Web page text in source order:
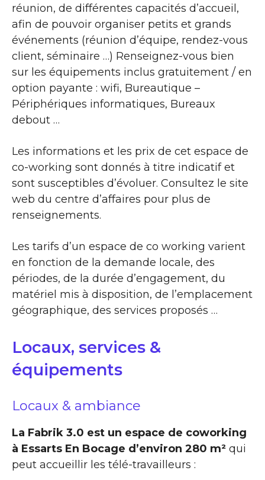
réunion, de différentes capacités d’accueil,
afin de pouvoir organiser petits et grands
événements (réunion d’équipe, rendez-vous
client, séminaire …) Renseignez-vous bien
sur les équipements inclus gratuitement / en
option payante : wifi, Bureautique –
Périphériques informatiques, Bureaux
debout …
Les informations et les prix de cet espace de
co-working sont donnés à titre indicatif et
sont susceptibles d’évoluer. Consultez le site
web du centre d’affaires pour plus de
renseignements.
Les tarifs d’un espace de co working varient
en fonction de la demande locale, des
périodes, de la durée d’engagement, du
matériel mis à disposition, de l’emplacement
géographique, des services proposés …
Locaux, services &
équipements
Locaux & ambiance
La Fabrik 3.0 est un espace de coworking
à Essarts En Bocage d’environ 280 m² qui
peut accueillir les télé-travailleurs :